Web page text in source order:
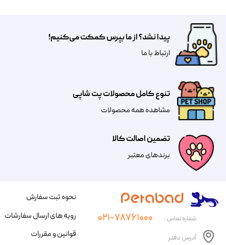
تضمین اصالت کالا
​​برندهای معتبر​​​​​​​
تنوع کامل محصولات پت شاپی
مشاهده همه محصولات
پیدا نشد؟ از ما بپرس کمکت می‌کنیم!
​​​ارتباط با ما
آدرس دفتر
شماره تماس : ۰۲۱-۷۸۷۶۱۰۰۰
نحوه ثبت سفارش
رویه های ارسال سفارشات
قوانین و مقررات